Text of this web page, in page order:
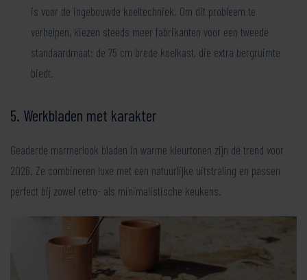
is voor de ingebouwde koeltechniek. Om dit probleem te
verhelpen, kiezen steeds meer fabrikanten voor een tweede
standaardmaat: de 75 cm brede koelkast, die extra bergruimte
biedt.
5. Werkbladen met karakter
Geaderde marmerlook bladen in warme kleurtonen zijn dé trend voor
2026. Ze combineren luxe met een natuurlijke uitstraling en passen
perfect bij zowel retro- als minimalistische keukens.